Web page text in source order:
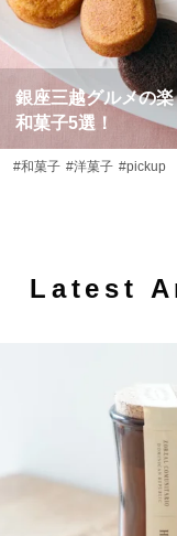
銀座三越グルメの
和菓子5選！
#和菓子 #洋菓子 #pickup
Latest